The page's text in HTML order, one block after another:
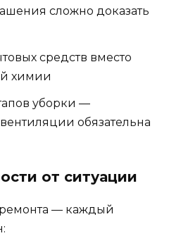
сложно доказать
средств вместо
химии
уборки —
обязательна
от ситуации
— каждый